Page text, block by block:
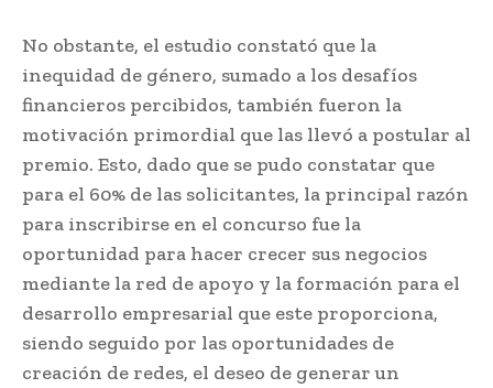
No obstante, el estudio constató que la
inequidad de género, sumado a los desafíos
financieros percibidos, también fueron la
motivación primordial que las llevó a postular al
premio. Esto, dado que se pudo constatar que
para el 60% de las solicitantes, la principal razón
para inscribirse en el concurso fue la
oportunidad para hacer crecer sus negocios
mediante la red de apoyo y la formación para el
desarrollo empresarial que este proporciona,
siendo seguido por las oportunidades de
creación de redes, el deseo de generar un